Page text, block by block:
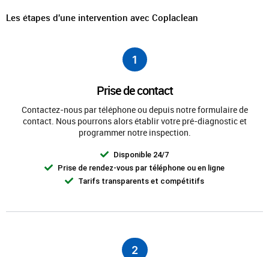
Les étapes d'une intervention avec Coplaclean
1
Prise de contact
Contactez-nous par téléphone ou depuis notre formulaire de
contact. Nous pourrons alors établir votre pré-diagnostic et
programmer notre inspection.
Disponible 24/7
Prise de rendez-vous par téléphone ou en ligne
Tarifs transparents et compétitifs
2